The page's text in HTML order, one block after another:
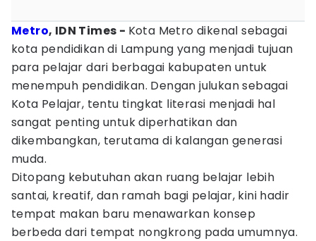
Metro, IDN Times - Kota Metro dikenal sebagai
kota pendidikan di Lampung yang menjadi tujuan
para pelajar dari berbagai kabupaten untuk
menempuh pendidikan. Dengan julukan sebagai
Kota Pelajar, tentu tingkat literasi menjadi hal
sangat penting untuk diperhatikan dan
dikembangkan, terutama di kalangan generasi
muda.
Ditopang kebutuhan akan ruang belajar lebih
santai, kreatif, dan ramah bagi pelajar, kini hadir
tempat makan baru menawarkan konsep
berbeda dari tempat nongkrong pada umumnya.